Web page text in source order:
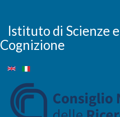
main
content
Istituto di Scienze
Cognizione